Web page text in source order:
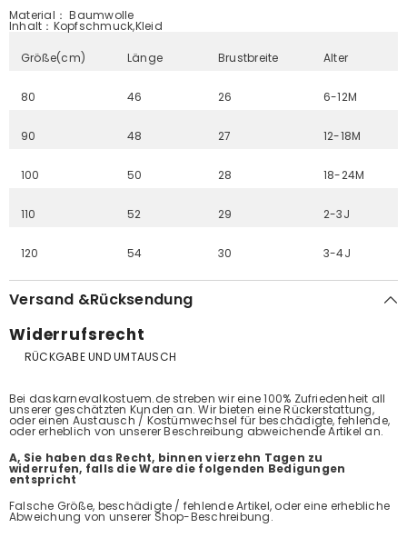
Material： Baumwolle
Inhalt ： Kopfschmuck,Kleid
Größe(cm) Länge Brustbreite Alter
80 46 26 6-12M
90 48 27 12-18M
100 50 28 18-24M
110 52 29 2-3J
120 54 30 3-4J
Versand &Rücksendung
Widerrufsrecht
RÜCKGABE UND UMTAUSCH
Bei daskarnevalkostuem.de streben wir eine 100% Zufriedenheit all
unserer geschätzten Kunden an. Wir bieten eine Rückerstattung,
oder einen Austausch / Kostümwechsel für beschädigte, fehlende,
oder erheblich von unserer Beschreibung abweichende Artikel an.
A, Sie haben das Recht, binnen vierzehn Tagen zu
widerrufen, falls die Ware die folgenden Bedigungen
entspricht
Falsche Größe, beschädigte / fehlende Artikel, oder eine erhebliche
Abweichung von unserer Shop-Beschreibung.